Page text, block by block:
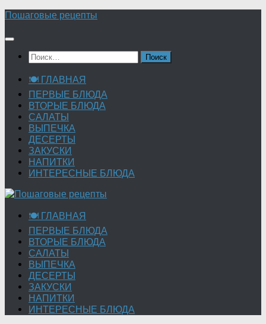
Перейти
содержимому
Пошаговые рецепты
Найти:
🍽 ГЛАВНАЯ
ПЕРВЫЕ БЛЮДА
ВТОРЫЕ БЛЮДА
САЛАТЫ
ВЫПЕЧКА
ДЕСЕРТЫ
ЗАКУСКИ
НАПИТКИ
ИНТЕРЕСНЫЕ БЛЮДА
🍽 ГЛАВНАЯ
ПЕРВЫЕ БЛЮДА
ВТОРЫЕ БЛЮДА
САЛАТЫ
ВЫПЕЧКА
ДЕСЕРТЫ
ЗАКУСКИ
НАПИТКИ
ИНТЕРЕСНЫЕ БЛЮДА